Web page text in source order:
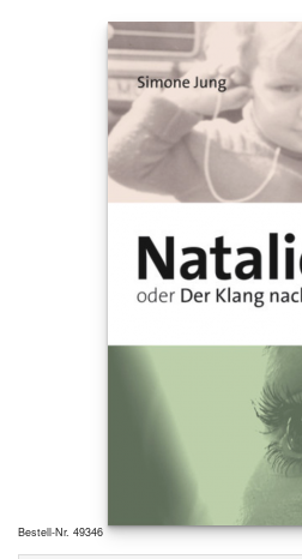
Bestell-Nr. 49346